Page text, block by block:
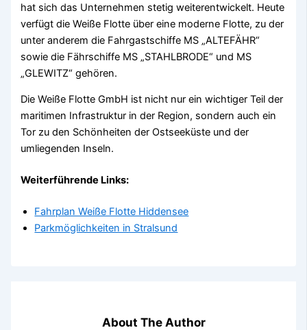
hat sich das Unternehmen stetig weiterentwickelt. Heute
verfügt die Weiße Flotte über eine moderne Flotte, zu der
unter anderem die Fahrgastschiffe MS „ALTEFÄHR“
sowie die Fährschiffe MS „STAHLBRODE“ und MS
„GLEWITZ“ gehören.
Die Weiße Flotte GmbH ist nicht nur ein wichtiger Teil der
maritimen Infrastruktur in der Region, sondern auch ein
Tor zu den Schönheiten der Ostseeküste und der
umliegenden Inseln.
Weiterführende Links:
Fahrplan Weiße Flotte Hiddensee
Parkmöglichkeiten in Stralsund
About The Author